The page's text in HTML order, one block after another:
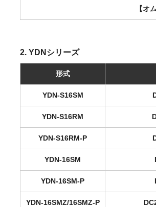
【オ
2. YDNシリーズ
形式
YDN-S16SM
YDN-S16RM
YDN-S16RM-P
YDN-16SM
YDN-16SM-P
YDN-16SMZ/16SMZ-P